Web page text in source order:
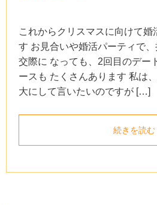
これからクリスマスに向けて
す お見合いや婚活パーティで
交際に なっても、2回目のデー
ースも たくさんあります 私は
大にして言いたいのですが […]
続きを読む